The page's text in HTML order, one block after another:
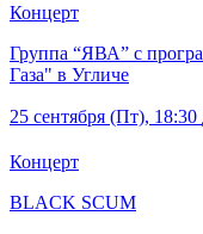
Концерт
Группа “ЯВА” с
Газа" в Угличе
25 сентября (Пт), 18:30
Концерт
BLACK SCUM